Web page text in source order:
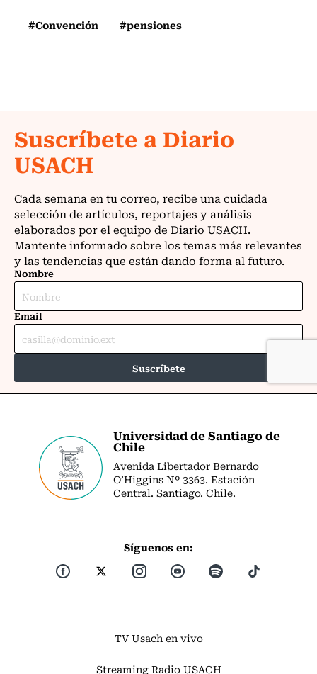
#Convención #pensiones
Universidad de Santiago de
Chile
Avenida Libertador Bernardo
O’Higgins Nº 3363. Estación
Central. Santiago. Chile.
Síguenos en:
TV Usach en vivo
Streaming Radio USACH